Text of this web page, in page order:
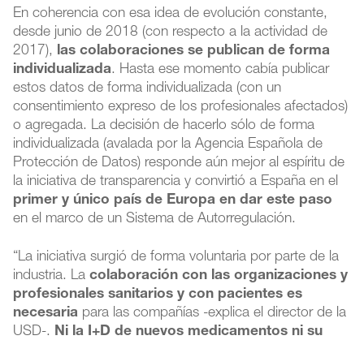
En coherencia con esa idea de evolución constante,
desde junio de 2018 (con respecto a la actividad de
2017), las colaboraciones se publican de forma
individualizada. Hasta ese momento cabía publicar
estos datos de forma individualizada (con un
consentimiento expreso de los profesionales afectados)
o agregada. La decisión de hacerlo sólo de forma
individualizada (avalada por la Agencia Española de
Protección de Datos) responde aún mejor al espíritu de
la iniciativa de transparencia y convirtió a España en el
primer y único país de Europa en dar este paso
en el marco de un Sistema de Autorregulación.
“La iniciativa surgió de forma voluntaria por parte de la
industria. Lacolaboración con las organizaciones y
profesionales sanitarios y con pacientes es
necesaria para las compañías -explica el director de la
USD-. Ni la I+D de nuevos medicamentos ni su